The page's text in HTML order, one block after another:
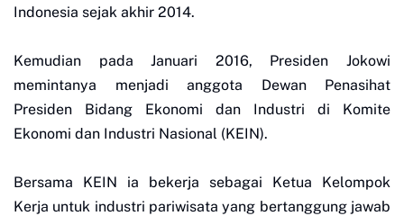
Indonesia sejak akhir 2014.
Kemudian pada Januari 2016, Presiden Jokowi
memintanya menjadi anggota Dewan Penasihat
Presiden Bidang Ekonomi dan Industri di Komite
Ekonomi dan Industri Nasional (KEIN).
Bersama KEIN ia bekerja sebagai Ketua Kelompok
Kerja untuk industri pariwisata yang bertanggung jawab